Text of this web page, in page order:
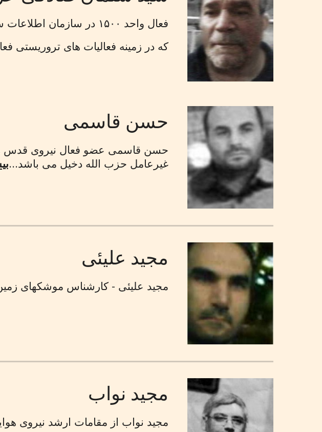
فعال واحد ۱۵۰۰ در سازمان اطلاعات سپاه
که در زمینه فعالیات های تروریستی
حسن قاسمی
حسن قاسمی عضو فعال نیروی قدس
غیرعامل حزب الله دخیل می باشد...
مجید علیئی
مجید علیئی - کارشناس موشکهای
مجید نواب
مجید نواب از مقامات ارشد نیروی